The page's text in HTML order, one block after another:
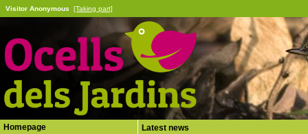
Visitor Anonymous [Taking part]
Homepage Latest news